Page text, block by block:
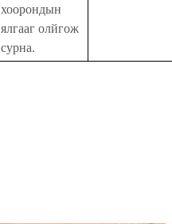
хоорондын
ялгааг олйгож
сурна.